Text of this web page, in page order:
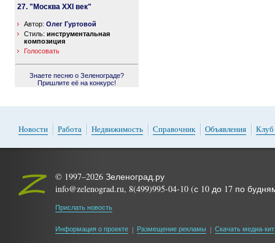
27. "Москва XXI век"
Автор: Олег Гуртовой
Стиль: инструментальная
композиция
Голосовать
Знаете песню о Зеленограде?
Пришлите её на конкурс!
Новости Работа Недвижимость Справочник Объявления Клуб
© 1997–2026 Зеленоград.ру
info@zelenograd.ru, 8(499)995-04-10 (с 10 до 17 по
Прислать новость
Информация о проекте Размещение рекламы Скачать медиа-кит